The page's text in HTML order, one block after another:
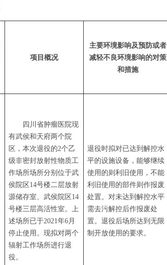
项目概况
主要环境影响及预防或者
减轻不良环境影响的对策
和措施
四川省肿瘤医院现
有武侯和天府两个院
区，本次退役的2个乙
级非密封放射性物质工
作场所场所分别位于武
侯院区 14号楼二层放射
源储存室、武侯院区14
号楼三层高活性室。上
述场所已于2021年6月
停止使用。现拟对两个
辐射工作场所进行退
役。
退役时拟对已达到解控水
平的设施设备，能够继续
使用的则利旧使用，不能
利旧使用的部件则作报废
处置。对未达到解控水平
需去污解控后作报废处
置。退役后场所达到无限
制开放使用的要求。